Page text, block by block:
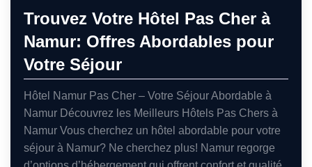
Trouvez Votre Hôtel Pas Cher à
Namur: Offres Abordables pour
Votre Séjour
Hôtel Namur Pas Cher – Votre Séjour Abordable à
Namur Découvrez les Meilleurs Hôtels Pas Chers à
Namur Vous cherchez un hôtel abordable pour votre
séjour à Namur? Ne cherchez plus! Namur regorge